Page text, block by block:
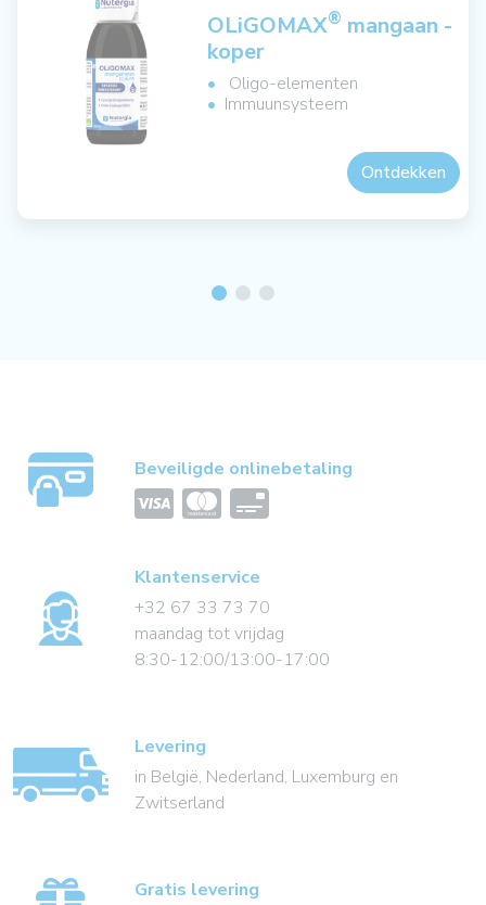
OLiGOMAX® mangaan -
koper
Oligo-elementen
Immuunsysteem
Ontdekken
Beveiligde onlinebetaling
Klantenservice
+32 67 33 73 70
maandag tot vrijdag
8:30-12:00/13:00-17:00
Levering
in België, Nederland, Luxemburg en
Zwitserland
Gratis levering